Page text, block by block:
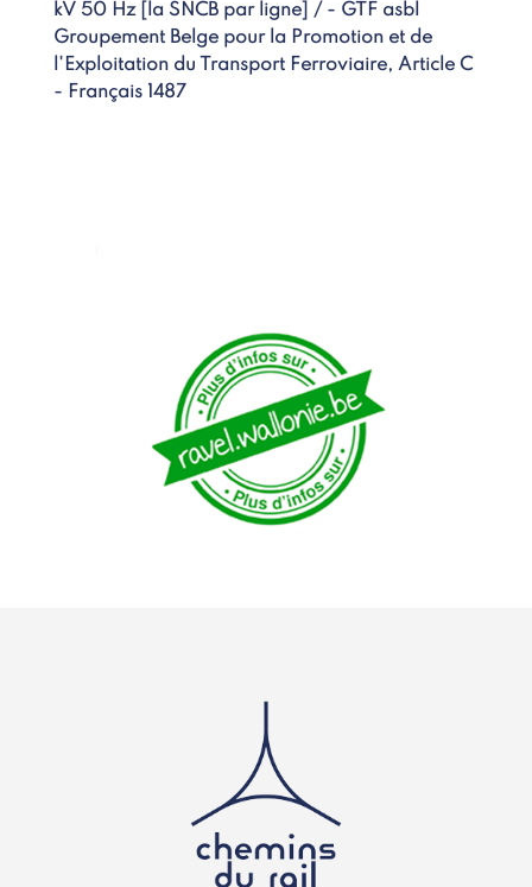
kV 50 Hz [la SNCB par ligne] / - GTF asbl
Groupement Belge pour la Promotion et de
l'Exploitation du Transport Ferroviaire, Article C
- Français 1487